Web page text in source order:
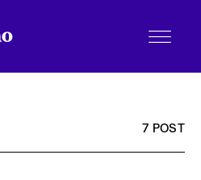
7 POST